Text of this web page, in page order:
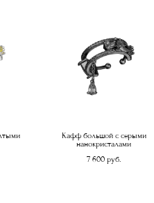
Кафф большой с серыми
нанокристалами
7 600 pуб.